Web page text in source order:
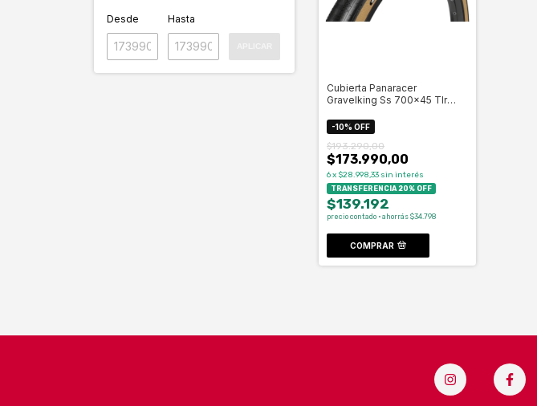
Desde Hasta
Cubierta Panaracer
Gravelking Ss 700x45 Tlr
-10% OFF
$173.990,00
$193.290,00
6x $28.998,33 sin interés
TRANSFERENCIA 20% OFF
$139.192
precio contado · ahorrás $34.798
COMPRAR